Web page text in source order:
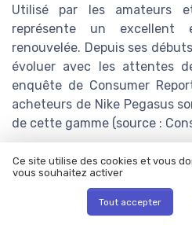
Utilisé par les amateurs
représente un excellent
renouvelée. Depuis ses
évoluer avec les attentes
enquête de Consumer
acheteurs de Nike Pegasus
de cette gamme (source :
Hoka One : la
Plus récemment, nous
des chaussures Hoka One,
Ce site utilise des cookies et vous
vous souhaitez activer
Tout accepter